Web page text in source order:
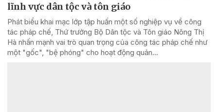
lĩnh vực dân tộc và tôn giáo
Phát biểu khai mạc lớp tập huấn một số nghiệp vụ về công
tác pháp chế, Thứ trưởng Bộ Dân tộc và Tôn giáo Nông Thị
Hà nhấn mạnh vai trò quan trọng của công tác pháp chế như
một "gốc", "bệ phóng" cho hoạt động quản...